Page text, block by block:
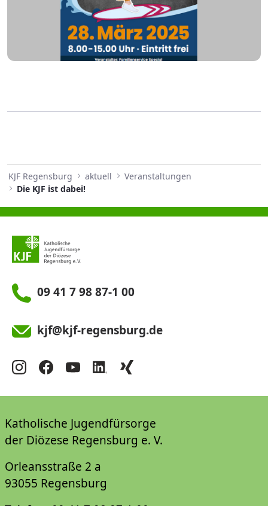
KJF Regensburg aktuell
Veranstaltungen
Die KJF ist dabei!
09 41 7 98 87-1 00
kjf@kjf-regensburg.de
Katholische Jugendfürsorge
der Diözese Regensburg e. V.
Orleansstraße 2 a
93055 Regensburg